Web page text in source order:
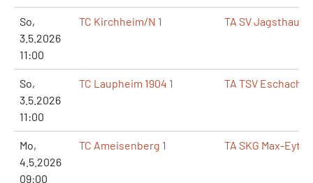
So,
3.5.2026
11:00
TC Kirchheim/N 1 TA SV
So,
3.5.2026
11:00
TC Laupheim 1904 1 TA TSV Eschach 2
Mo,
4.5.2026
09:00
TC Ameisenberg 1 TA SKG Max-Eyth-